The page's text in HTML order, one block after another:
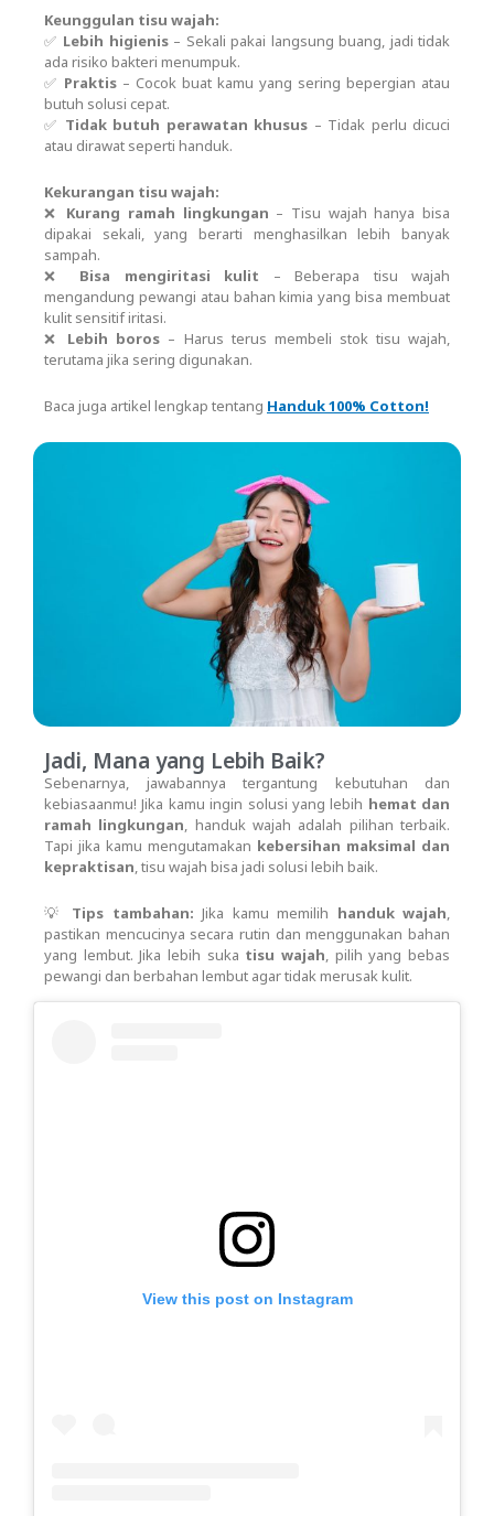
Keunggulan tisu wajah:
✅ Lebih higienis– Sekali pakai langsung buang, jadi tidak
ada risiko bakteri menumpuk.
✅ Praktis – Cocok buat kamu yang sering bepergian atau
butuh solusi cepat.
✅ Tidak butuh perawatan khusus – Tidak perlu dicuci
atau dirawat seperti handuk.
Kekurangan tisu wajah:
❌ Kurang ramah lingkungan – Tisu wajah hanya bisa
dipakai sekali, yang berarti menghasilkan lebih banyak
sampah.
❌ Bisa mengiritasi kulit – Beberapa tisu wajah
mengandung pewangi atau bahan kimia yang bisa membuat
kulit sensitif iritasi.
❌ Lebih boros – Harus terus membeli stok tisu wajah,
terutama jika sering digunakan.
Baca juga artikel lengkap tentang Handuk 100% Cotton!
Jadi, Mana yang Lebih Baik?
Sebenarnya, jawabannya tergantung kebutuhan dan
kebiasaanmu! Jika kamu ingin solusi yang lebih hemat dan
ramah lingkungan, handuk wajah adalah pilihan terbaik.
Tapi jika kamu mengutamakan kebersihan maksimal dan
kepraktisan, tisu wajah bisa jadi solusi lebih baik.
💡 Tips tambahan: Jika kamu memilih handuk wajah,
pastikan mencucinya secara rutin dan menggunakan bahan
yang lembut. Jika lebih suka tisu wajah, pilih yang bebas
pewangi dan berbahan lembut agar tidak merusak kulit.
View this post on Instagram